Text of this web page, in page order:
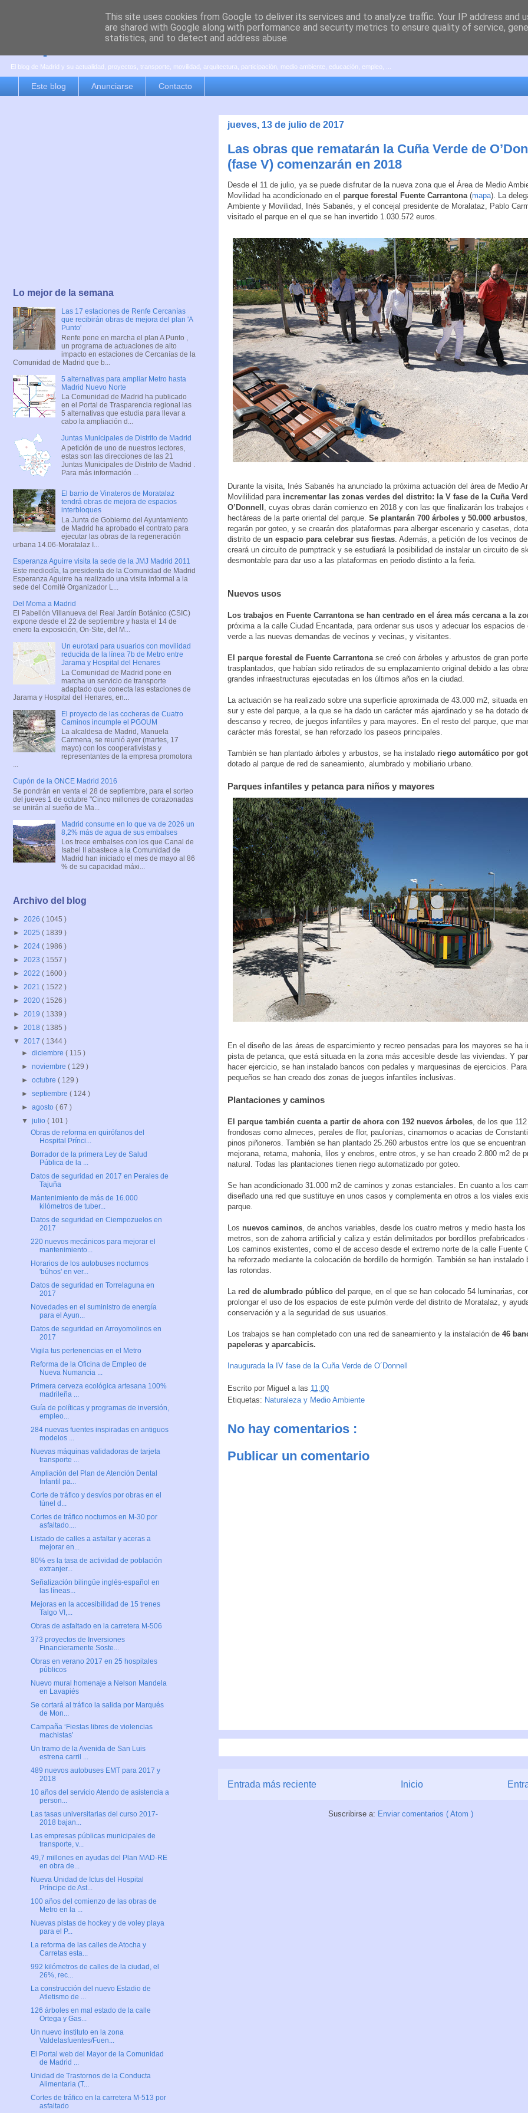
es por madrid
El blog de Madrid y su actualidad, proyectos, transporte, movilidad, arquitectura, participación, medio ambiente, educación, empleo, ...
Este blog Anunciarse Contacto
jueves, 13 de julio de 2017
Las obras que rematarán la Cuña Verde de
(fase V) comenzarán en 2018
Desde el 11 de julio, ya se puede disfrutar de la nueva zona que el Área de Medio
Movilidad ha acondicionado en el parque forestal Fuente Carrantona (mapa). La
Ambiente y Movilidad, Inés Sabanés, y el concejal presidente de Moralataz, Pablo
visitado el parque en el que se han invertido 1.030.572 euros.
Durante la visita, Inés Sabanés ha anunciado la próxima actuación del área de Medio
Movililidad para incrementar las zonas verdes del distrito: la V fase de la Cuña
O’Donnell
, cuyas obras darán comienzo en 2018 y con las que finalizarán los trabajos
hectáreas de la parte oriental del parque. Se plantarán 700 árboles y 50.000 arbustos
regarán por goteo, y se crearán dos plataformas para albergar escenario y casetas,
distrito de un espacio para celebrar sus fiestas . Además, a petición de los vecinos
creará un circuito de pumptrack y se estudiará la posibilidad de instalar un circuito de
desmontable para dar uso a las plataformas en periodo distinto a la feria.
Nuevos usos
Los trabajos en Fuente Carrantona se han centrado en el área más cercana a la
próxima a la calle Ciudad Encantada, para ordenar sus usos y adecuar los espacios de
verde a las nuevas demandas de vecinos y vecinas, y visitantes.
El parque forestal de Fuente Carrantona se creó con árboles y arbustos de gran porte
trasplantados, que habían sido retirados de su emplazamiento original debido a las
grandes infraestructuras ejecutadas en los últimos años en la ciudad.
La actuación se ha realizado sobre una superficie aproximada de 43.000 m2, situada
sur y este del parque, a la que se ha dado un carácter más ajardinado y se ha dotado
descanso y recreo, de juegos infantiles y para mayores. En el resto del parque, que
carácter más forestal, se han reforzado los paseos principales.
También se han plantado árboles y arbustos, se ha instalado riego automático por
dotado al parque de red de saneamiento, alumbrado y mobiliario urbano.
Parques infantiles y petanca para niños y mayores
En el diseño de las áreas de esparcimiento y recreo pensadas para los mayores se ha
pista de petanca, que está situada en la zona más accesible desde las viviendas. Y
hacer ejercicio, se han instalado bancos con pedales y marquesinas de ejercicios.
pequeños se han creado dos zonas de juegos infantiles inclusivas.
Plantaciones y caminos
El parque también cuenta a partir de ahora con 192 nuevos árboles , de los que
frondosas como almeces, perales de flor, paulonias, cinamomos o acacias de
pinos piñoneros. También se han plantado 25.260 arbustos entre los que se encuentran
mejorana, retama, mahonia, lilos y enebros, entre otros, y se han creado 2.800 m2 de
natural. Todas las plantaciones tienen riego automatizado por goteo.
Se han acondicionado 31.000 m2 de caminos y zonas estanciales. En cuanto a los
diseñado una red que sustituye en unos casos y complementa en otros a los viales
parque.
Los nuevos caminos , de anchos variables, desde los cuatro metros y medio hasta los
metros, son de zahorra artificial y caliza y están delimitados por bordillos prefabricados
Los caminos existentes, como el de acceso desde el extremo norte de la calle Fuente
ha reforzado mediante la colocación de bordillo de hormigón. También se han instalado
las rotondas.
La red de alumbrado público del parque, en el que se han colocado 54 luminarias,
prolongar el uso de los espacios de este pulmón verde del distrito de Moratalaz, y
conservación y a la seguridad de sus usuarios.
Los trabajos se han completado con una red de saneamiento y la instalación de 46
papeleras y aparcabicis.
Inaugurada la IV fase de la Cuña Verde de O´Donnell
Escrito por Miguel a las 11:00
Etiquetas: Naturaleza y Medio Ambiente
No hay comentarios :
Publicar un comentario
Entrada más reciente Inicio
Suscribirse a: Enviar comentarios ( Atom )
Lo mejor de la semana
Las 17 estaciones de Renfe Cercanías
que recibirán obras de mejora del plan 'A
Punto'
Renfe pone en marcha el plan A Punto ,
un programa de actuaciones de alto
impacto en estaciones de Cercanías de la
Comunidad de Madrid que b...
5 alternativas para ampliar Metro hasta
Madrid Nuevo Norte
La Comunidad de Madrid ha publicado
en el Portal de Trasparencia regional las
5 alternativas que estudia para llevar a
cabo la ampliación d...
Juntas Municipales de Distrito de Madrid
A petición de uno de nuestros lectores,
estas son las direcciones de las 21
Juntas Municipales de Distrito de Madrid .
Para más información ...
El barrio de Vinateros de Moratalaz
tendrá obras de mejora de espacios
interbloques
La Junta de Gobierno del Ayuntamiento
de Madrid ha aprobado el contrato para
ejecutar las obras de la regeneración
urbana 14.06-Moratalaz I...
Esperanza Aguirre visita la sede de la JMJ Madrid 2011
Este mediodía, la presidenta de la Comunidad de Madrid
Esperanza Aguirre ha realizado una visita informal a la
sede del Comité Organizador L...
Del Moma a Madrid
El Pabellón Villanueva del Real Jardín Botánico (CSIC)
expone desde el 22 de septiembre y hasta el 14 de
enero la exposición, On-Site, del M...
Un eurotaxi para usuarios con movilidad
reducida de la línea 7b de Metro entre
Jarama y Hospital del Henares
La Comunidad de Madrid pone en
marcha un servicio de transporte
adaptado que conecta las estaciones de
Jarama y Hospital del Henares, en...
El proyecto de las cocheras de Cuatro
Caminos incumple el PGOUM
La alcaldesa de Madrid, Manuela
Carmena, se reunió ayer (martes, 17
mayo) con los cooperativistas y
representantes de la empresa promotora
...
Cupón de la ONCE Madrid 2016
Se pondrán en venta el 28 de septiembre, para el sorteo
del jueves 1 de octubre "Cinco millones de corazonadas
se unirán al sueño de Ma...
Madrid consume en lo que va de 2026 un
8,2% más de agua de sus embalses
Los trece embalses con los que Canal de
Isabel II abastece a la Comunidad de
Madrid han iniciado el mes de mayo al 86
% de su capacidad máxi...
Archivo del blog
► 2026 ( 1045 )
► 2025 ( 1839 )
► 2024 ( 1986 )
► 2023 ( 1557 )
► 2022 ( 1600 )
► 2021 ( 1522 )
► 2020 ( 1526 )
► 2019 ( 1339 )
► 2018 ( 1385 )
▼ 2017 ( 1344 )
►diciembre( 115 )
►noviembre( 129 )
►octubre( 129 )
►septiembre( 124 )
►agosto( 67 )
▼julio( 101 )
Obras de reforma en quirófanos del
Hospital Prínci...
Borrador de la primera Ley de Salud
Pública de la ...
Datos de seguridad en 2017 en Perales de
Tajuña
Mantenimiento de más de 16.000
kilómetros de tuber...
Datos de seguridad en Ciempozuelos en
2017
220 nuevos mecánicos para mejorar el
mantenimiento...
Horarios de los autobuses nocturnos
'búhos' en ver...
Datos de seguridad en Torrelaguna en
2017
Novedades en el suministro de energía
para el Ayun...
Datos de seguridad en Arroyomolinos en
2017
Vigila tus pertenencias en el Metro
Reforma de la Oficina de Empleo de
Nueva Numancia ...
Primera cerveza ecológica artesana 100%
madrileña ...
Guía de políticas y programas de inversión,
empleo...
284 nuevas fuentes inspiradas en antiguos
modelos ...
Nuevas máquinas validadoras de tarjeta
transporte ...
Ampliación del Plan de Atención Dental
Infantil pa...
Corte de tráfico y desvíos por obras en el
túnel d...
Cortes de tráfico nocturnos en M-30 por
asfaltado....
Listado de calles a asfaltar y aceras a
mejorar en...
80% es la tasa de actividad de población
extranjer...
Señalización bilingüe inglés-español en
las líneas...
Mejoras en la accesibilidad de 15 trenes
Talgo VI,...
Obras de asfaltado en la carretera M-506
373 proyectos de Inversiones
Financieramente Soste...
Obras en verano 2017 en 25 hospitales
públicos
Nuevo mural homenaje a Nelson Mandela
en Lavapiés
Se cortará al tráfico la salida por Marqués
de Mon...
Campaña ‘Fiestas libres de violencias
machistas’
Un tramo de la Avenida de San Luis
estrena carril ...
489 nuevos autobuses EMT para 2017 y
2018
10 años del servicio Atendo de asistencia a
person...
Las tasas universitarias del curso 2017-
2018 bajan...
Las empresas públicas municipales de
transporte, v...
49,7 millones en ayudas del Plan MAD-RE
en obra de...
Nueva Unidad de Ictus del Hospital
Príncipe de Ast...
100 años del comienzo de las obras de
Metro en la ...
Nuevas pistas de hockey y de voley playa
para el P...
La reforma de las calles de Atocha y
Carretas esta...
992 kilómetros de calles de la ciudad, el
26%, rec...
La construcción del nuevo Estadio de
Atletismo de ...
126 árboles en mal estado de la calle
Ortega y Gas...
Un nuevo instituto en la zona
Valdelasfuentes/Fuen...
El Portal web del Mayor de la Comunidad
de Madrid ...
Unidad de Trastornos de la Conducta
Alimentaria (T...
Cortes de tráfico en la carretera M-513 por
asfaltado
This site uses cookies from Google to deliver its services and to analyze traffic. Your IP address and
are shared with Google along with performance and security metrics to ensure quality of service,
statistics, and to detect and address abuse.